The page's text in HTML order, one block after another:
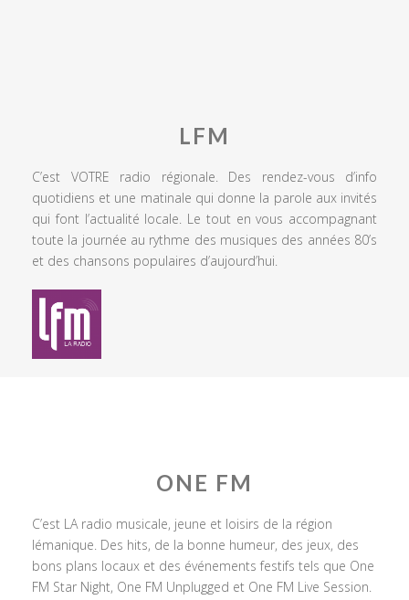
LFM
C’est VOTRE radio régionale. Des rendez-vous d’info
quotidiens et une matinale qui donne la parole aux invités
qui font l’actualité locale. Le tout en vous accompagnant
toute la journée au rythme des musiques des années 80’s
et des chansons populaires d’aujourd’hui.
ONE FM
C’est LA radio musicale, jeune et loisirs de la région
lémanique. Des hits, de la bonne humeur, des jeux, des
bons plans locaux et des événements festifs tels que One
FM Star Night, One FM Unplugged et One FM Live Session.